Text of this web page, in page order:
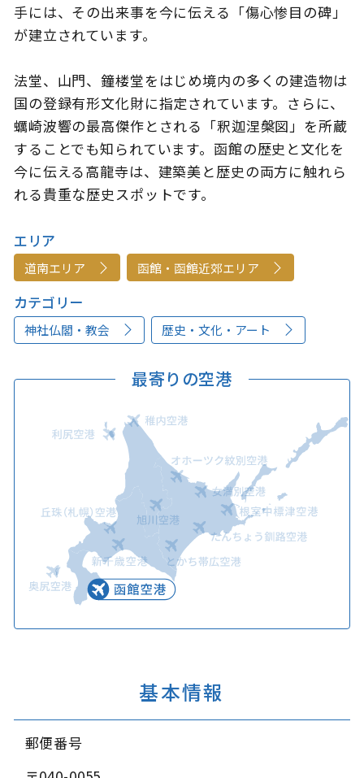
手には、その出来事を今に伝える「傷心惨目の碑」
が建立されています。
法堂、山門、鐘楼堂をはじめ境内の多くの建造物は
国の登録有形文化財に指定されています。さらに、
蠣崎波響の最高傑作とされる「釈迦涅槃図」を所蔵
することでも知られています。函館の歴史と文化を
今に伝える高龍寺は、建築美と歴史の両方に触れら
れる貴重な歴史スポットです。
エリア
道南エリア 函館・函館近郊エリア
カテゴリー
神社仏閣・教会 歴史・文化・アート
最寄りの空港
基本情報
郵便番号